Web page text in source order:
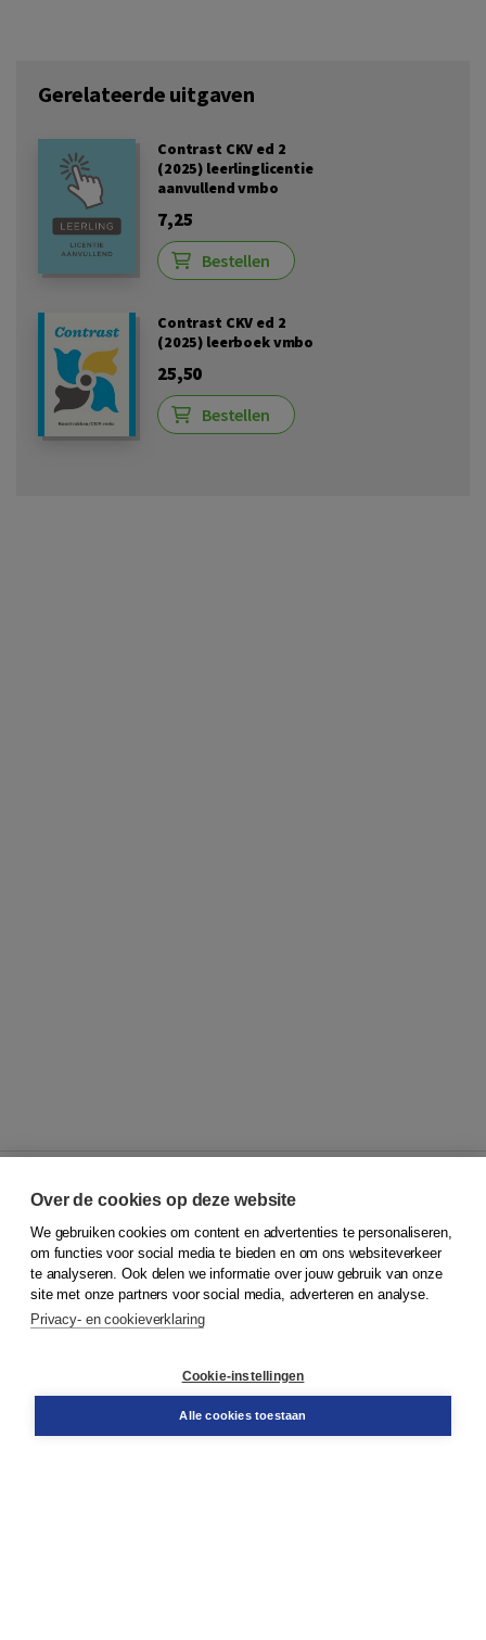
Gerelateerde uitgaven
Contrast CKV ed 2
(2025) leerlinglicentie
aanvullend vmbo
7,25
Bestellen
Contrast CKV ed 2
(2025) leerboek vmbo
25,50
Bestellen
© 2026Koninklijke Boom uitgevers
Klantenservice
Service & informatie
Contact
Over de cookies op deze website
We gebruiken cookies om content en advertenties te personaliseren,
om functies voor social media te bieden en om ons websiteverkeer
te analyseren. Ook delen we informatie over jouw gebruik van onze
site met onze partners voor social media, adverteren en analyse.
Privacy- en cookieverklaring
Cookie-instellingen
Alle cookies toestaan